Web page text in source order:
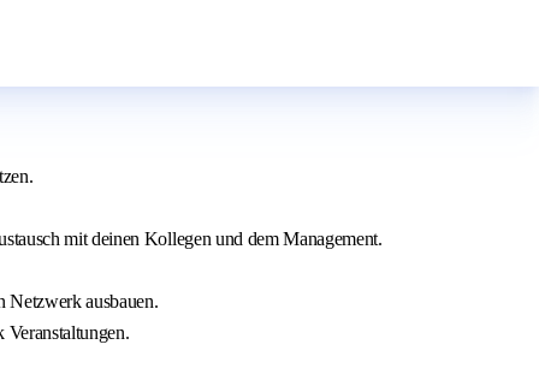
mit deinen Kollegen und dem Management.
Netzwerk ausbauen.